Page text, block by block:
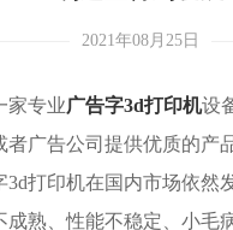
2021年08月25日
家专业广告字3d打印机设
者广告公司提供优质的产
3d打印机在国内市场依然
成熟、性能不稳定、小毛